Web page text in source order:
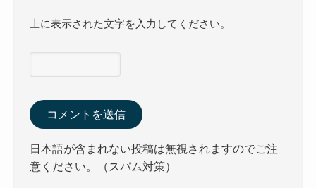
上に表示された文字を入力してください。
日本語が含まれない投稿は無視されますのでご注
意ください。（スパム対策）